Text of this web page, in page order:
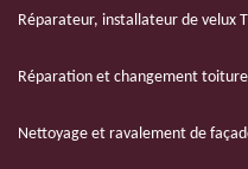
Réparateur, installateur de velux
Réparation et changement toiture
Nettoyage et ravalement de